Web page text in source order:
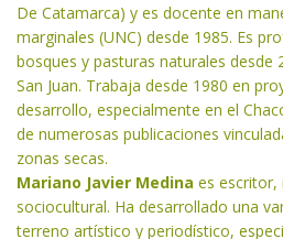
De Catamarca) y es docente en
marginales (UNC) desde 1985. Es
bosques y pasturas naturales desde
San Juan. Trabaja desde 1980 en
desarrollo, especialmente en el
de numerosas publicaciones
zonas secas.
Mariano Javier Medina es escritor,
sociocultural. Ha desarrollado una
terreno artístico y periodístico,